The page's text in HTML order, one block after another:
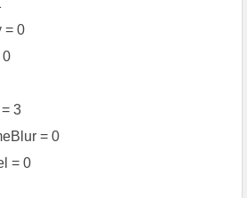
= 0
0
3
= 0
= 0